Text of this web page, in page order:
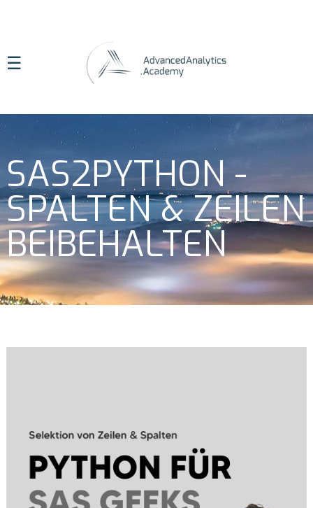
☰
SAS2PYTHON -
SPALTEN & ZEILEN
BEIBEHALTEN